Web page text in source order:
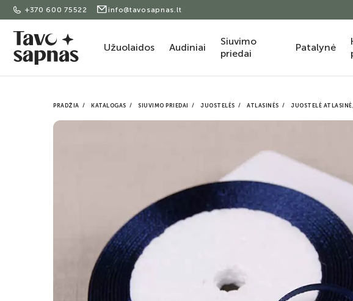
+370 600 75522 info@tavosapnas.lt
Užuolaidos Audiniai
Siuvimo
priedai
Patalynė
PRADŽIA KATALOGAS SIUVIMO PRIEDAI JUOSTELĖS ATLASINĖS JUOSTELĖ